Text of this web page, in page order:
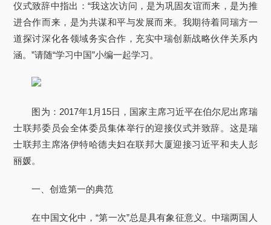
仪式致辞中指出：“我这次访问，是为巩固友谊而来，是为推
进合作而来，是为共谋和平与发展而来。我期待着同瑞方一
道探讨深化各领域务实合作，充实中瑞创新战略伙伴关系内
涵。”请随“学习中国”小编一起学习。
图为：2017年1月15日，国家主席习近平在伯尔尼出席瑞
士联邦委员会全体委员集体举行的迎接仪式并致辞。这是瑞
士联邦主席洛伊特哈德夫妇在联邦大厦迎接习近平和夫人彭
丽媛。
一、创造第一的典范
在中国文化中，“第一次”总是具有象征意义。中瑞两国人